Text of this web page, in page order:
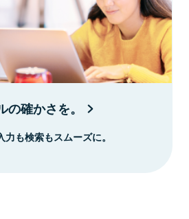
確かさを。
も検索もスムーズに。